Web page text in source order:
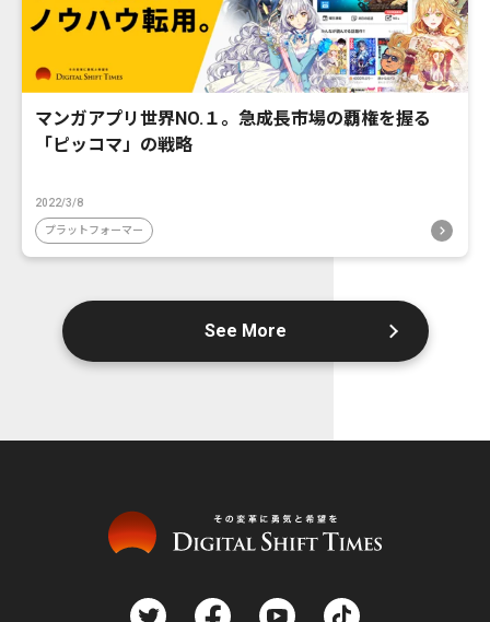
マンガアプリ世界NO.１。急成長市場の覇権を握る
「ピッコマ」の戦略
2022/3/8
プラットフォーマー
See More